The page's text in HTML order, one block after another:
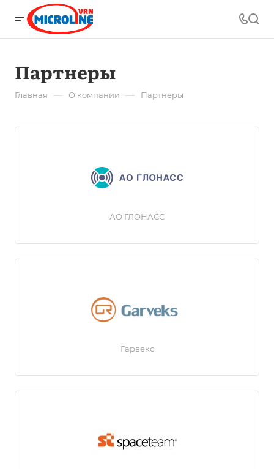
Партнеры
Главная — О компании — Партнеры
АО ГЛОНАСС
Гарвекс